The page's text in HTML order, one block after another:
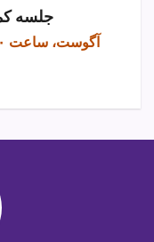
جلسه
۱۳ آگوست، ساعت ۹:۳۰ صبح